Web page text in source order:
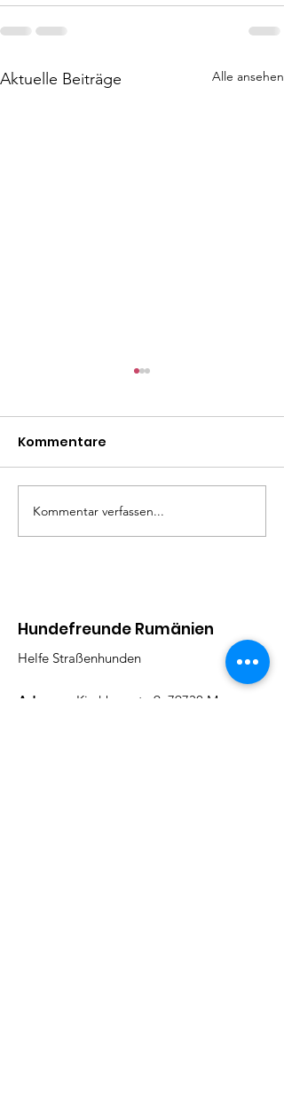
Aktuelle Beiträge Alle ansehen
Kommentare
Kommentar verfassen...
Hundefreunde Rumänien
Helfe Straßenhunden
Adresse: Kirchbergstr. 9, 79730 Murg